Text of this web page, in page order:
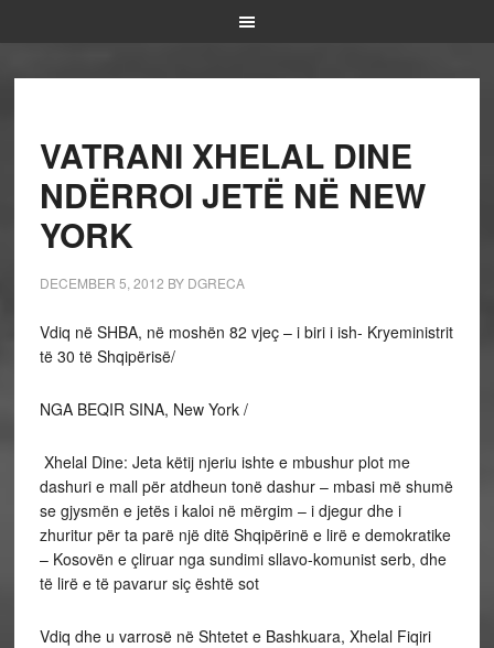
VATRANI XHELAL DINE
NDËRROI JETË NË NEW
YORK
DECEMBER 5, 2012 BY DGRECA
Vdiq në SHBA, në moshën 82 vjeç – i biri i ish- Kryeministrit
të 30 të Shqipërisë/
NGA BEQIR SINA, New York /
Xhelal Dine: Jeta këtij njeriu ishte e mbushur plot me
dashuri e mall për atdheun tonë dashur – mbasi më shumë
se gjysmën e jetës i kaloi në mërgim – i djegur dhe i
zhuritur për ta parë një ditë Shqipërinë e lirë e demokratike
– Kosovën e çliruar nga sundimi sllavo-komunist serb, dhe
të lirë e të pavarur siç është sot
Vdiq dhe u varrosë në Shtetet e Bashkuara, Xhelal Fiqiri